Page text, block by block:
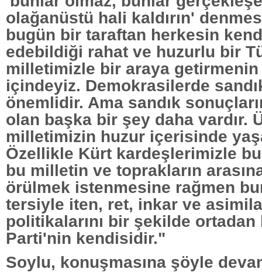
olağanüstü hali kaldırın'
bugün bir taraftan herkesin
edebildiği rahat ve huzurlu bir
milletimizle bir araya
içindeyiz. Demokrasilerde
önemlidir. Ama sandık
olan başka bir şey daha vardır.
milletimizin huzur içerisinde
Özellikle Kürt kardeşlerimizle
bu milletin ve toprakların
örülmek istenmesine rağmen
tersiyle iten, ret, inkar ve
politikalarını bir şekilde ortadan
Parti'nin kendisidir."
Soylu, konuşmasına şöyle